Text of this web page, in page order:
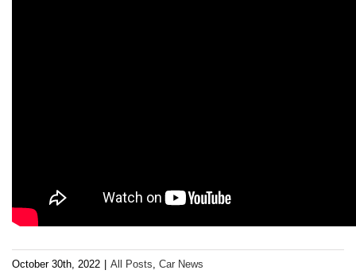
October 30th, 2022 All Posts, Car News